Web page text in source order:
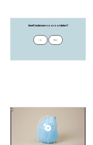
Heeft iedereen vooroordelen?
Ja Nee
0